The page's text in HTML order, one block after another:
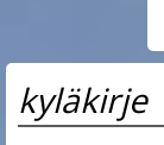
kyläkirje